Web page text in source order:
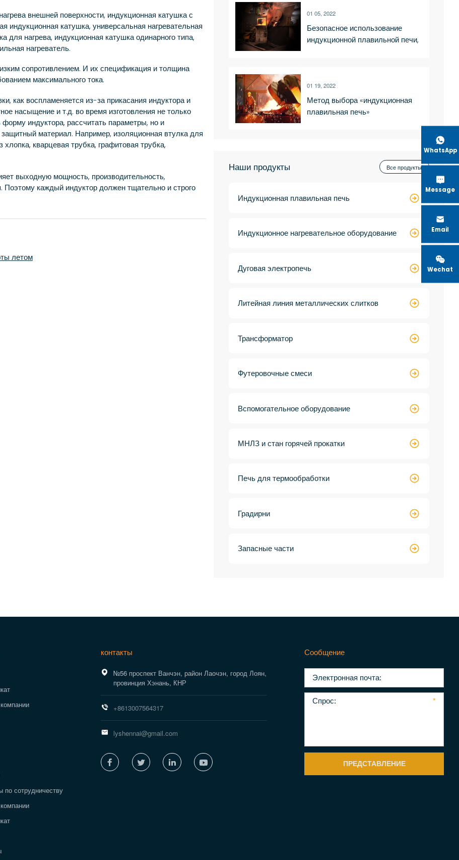

WhatsApp

Message

Email

Wechat
внешней поверхности, индукционная катушка с
индукционная катушка, универсальная нагревательная
для нагрева, индукционная катушка одинарного типа,
нагреватель.
сопротивлением. И их спецификация и толщина
максимального тока.
как воспламеняется из-за прикасания индуктора и
насыщение и т.д. во время изготовления не только
индуктора, рассчитать параметры, но и
материал. Например, изоляционная втулка для
кварцевая трубка, графитовая трубка,
выходную мощность, производительность,
Поэтому каждый индуктор должен тщательно и строго
летом
01 05, 2022
Безопасное использование
индукционной плавильной печи,
01 19, 2022
Метод выбора «индукционная
плавильная печь»
Наши продукты Все продукты
Индукционная плавильная печь 
Индукционное нагревательное оборудование 
Дуговая электропечь 
Литейная линия металлических слитков 
Трансформатор 
Футеровочные смеси 
Вспомогательное оборудование 
МНЛЗ и стан горячей прокатки 
Печь для термообработки 
Градирни 
Запасные части 
по сотрудничеству
контакты

№56 проспект Ванчэн, район Лаочэн, город Лоян,
провинция Хэнань, КНР
 +8613007564317
 lyshennai@gmail.com
   
Сообщение